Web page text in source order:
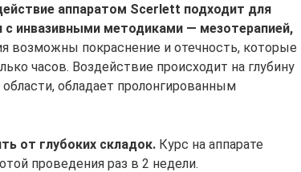
аппаратом Scerlett подходит для
инвазивными методиками — мезотерапией,
возможны покраснение и отечность, которые
часов. Воздействие происходит на глубину
обладает пролонгированным
от глубоких складок. Курс на аппарате
проведения раз в 2 недели.